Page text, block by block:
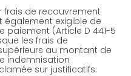
frais de recouvrement
également exigible de
paiement (Article D 441-5
les frais de
au montant de
indemnisation
sur justificatifs.